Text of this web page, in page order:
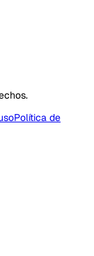
Política de